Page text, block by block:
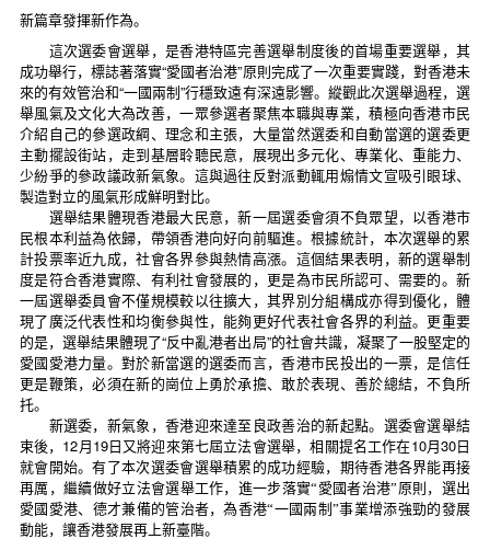
新篇章發揮新作為。
這次選委會選舉，是香港特區完善選舉制度後的首場重要選舉，其
成功舉行，標誌著落實“愛國者治港”原則完成了一次重要實踐，對香港未
來的有效管治和“一國兩制”行穩致遠有深遠影響。縱觀此次選舉過程，選
舉風氣及文化大為改善，一眾參選者聚焦本職與專業，積極向香港市民
介紹自己的參選政綱、理念和主張，大量當然選委和自動當選的選委更
主動擺設街站，走到基層聆聽民意，展現出多元化、專業化、重能力、
少紛爭的參政議政新氣象。這與過往反對派動輒用煽情文宣吸引眼球、
製造對立的風氣形成鮮明對比。
選舉結果體現香港最大民意，新一屆選委會須不負眾望，以香港市
民根本利益為依歸，帶領香港向好向前驅進。根據統計，本次選舉的累
計投票率近九成，社會各界參與熱情高漲。這個結果表明，新的選舉制
度是符合香港實際、有利社會發展的，更是為市民所認可、需要的。新
一屆選舉委員會不僅規模較以往擴大，其界別分組構成亦得到優化，體
現了廣泛代表性和均衡參與性，能夠更好代表社會各界的利益。更重要
的是，選舉結果體現了“反中亂港者出局”的社會共識，凝聚了一股堅定的
愛國愛港力量。對於新當選的選委而言，香港市民投出的一票，是信任
更是鞭策，必須在新的崗位上勇於承擔、敢於表現、善於總結，不負所
托。
新選委，新氣象，香港迎來達至良政善治的新起點。選委會選舉結
束後， 12 月 19日又將迎來第七屆立法會選舉，相關提名工作在10月 30日
就會開始。有了本次選委會選舉積累的成功經驗，期待香港各界能再接
再厲，繼續做好立法會選舉工作，進一步落實“愛國者治港”原則，選出
愛國愛港、德才兼備的管治者，為香港“一國兩制”事業增添強勁的發展
動能，讓香港發展再上新臺階。